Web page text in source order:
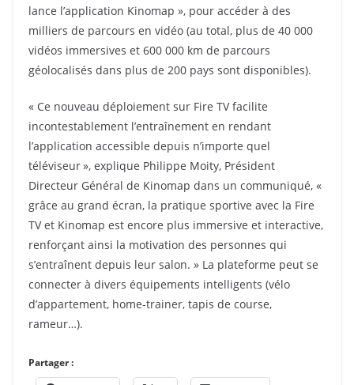
lance l’application Kinomap », pour accéder à des
milliers de parcours en vidéo (au total, plus de 40 000
vidéos immersives et 600 000 km de parcours
géolocalisés dans plus de 200 pays sont disponibles).
« Ce nouveau déploiement sur Fire TV facilite
incontestablement l’entraînement en rendant
l’application accessible depuis n’importe quel
téléviseur », explique Philippe Moity, Président
Directeur Général de Kinomap dans un communiqué, «
grâce au grand écran, la pratique sportive avec la Fire
TV et Kinomap est encore plus immersive et interactive,
renforçant ainsi la motivation des personnes qui
s’entraînent depuis leur salon. » La plateforme peut se
connecter à divers équipements intelligents (vélo
d’appartement, home-trainer, tapis de course,
rameur…).
Partager :